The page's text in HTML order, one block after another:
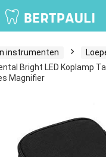
instrumenten
Bright LED Koplamp
Magnifier